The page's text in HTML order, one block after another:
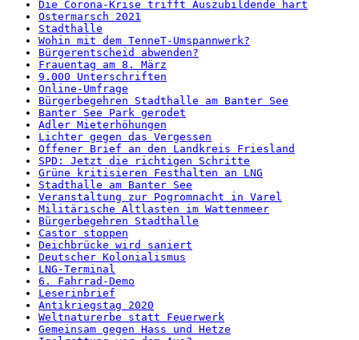
Die Corona-Krise trifft Auszubildende hart
Ostermarsch 2021
Stadthalle
Wohin mit dem TenneT-Umspannwerk?
Bürgerentscheid abwenden?
Frauentag am 8. März
9.000 Unterschriften
Online-Umfrage
Bürgerbegehren Stadthalle am Banter See
Banter See Park gerodet
Adler Mieterhöhungen
Lichter gegen das Vergessen
Offener Brief an den Landkreis Friesland
SPD: Jetzt die richtigen Schritte
Grüne kritisieren Festhalten an LNG
Stadthalle am Banter See
Veranstaltung zur Pogromnacht in Varel
Militärische Altlasten im Wattenmeer
Bürgerbegehren Stadthalle
Castor stoppen
Deichbrücke wird saniert
Deutscher Kolonialismus
LNG-Terminal
6. Fahrrad-Demo
Leserinbrief
Antikriegstag 2020
Weltnaturerbe statt Feuerwerk
Gemeinsam gegen Hass und Hetze